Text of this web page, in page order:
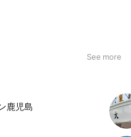
See more
鹿児島